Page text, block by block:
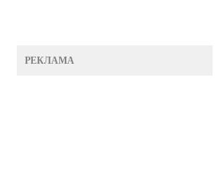
РЕКЛАМА